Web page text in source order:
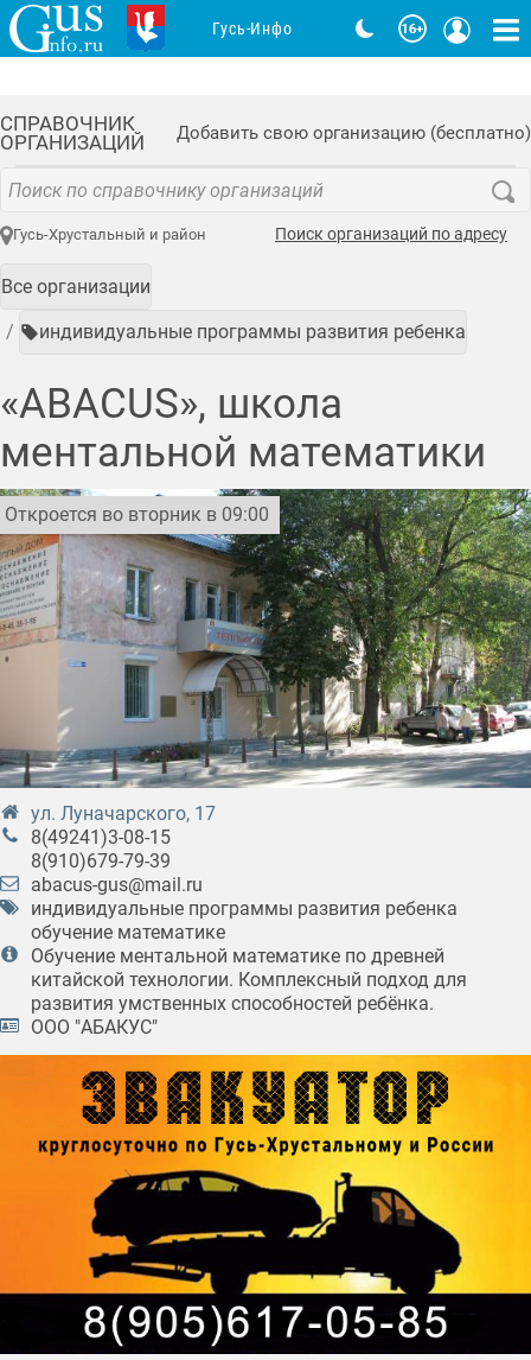
СПРАВОЧНИК
ОРГАНИЗАЦИЙ
Добавить свою организацию (бесплатно)
Гусь-Хрустальный и район Поиск организаций по адресу
Все организации
индивидуальные программы развития ребенка
«ABACUS», школа
ментальной математики
Откроется во вторник в 09:00
ул. Луначарского, 17
8(49241)3-08-15
8(910)679-79-39
abacus-gus@mail.ru
индивидуальные программы развития ребенка
обучение математике
Обучение ментальной математике по древней
китайской технологии. Комплексный подход для
развития умственных способностей ребёнка.
ООО "АБАКУС"
Гусь-Инфо